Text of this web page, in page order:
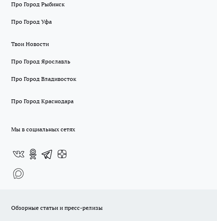
Про Город Рыбинск
Про Город Уфа
Твои Новости
Про Город Ярославль
Про Город Владивосток
Про Город Краснодара
Мы в социальных сетях
Обзорные статьи и пресс-релизы